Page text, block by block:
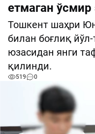
етмаган
Тошкент шаҳри
билан боғлиқ
юзасидан янги
қилинди.
519 0